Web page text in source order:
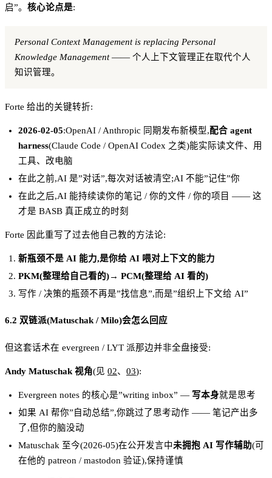
启”。 核心论点是:
Personal Context Management is replacing Personal
Knowledge Management—— 个人上下文管理正在取代个人
知识管理。
Forte 给出的关键转折:
2026-02-05:OpenAI / Anthropic 同期发布新模型,配合 agent
harness(Claude Code / OpenAI Codex 之类)能实际读文件、用
工具、改电脑
在此之前,AI 是”对话”,每次对话被清空;AI 不能”记住”你
在此之后,AI 能持续读你的笔记 / 你的文件 / 你的项目 —— 这
才是 BASB 真正成立的时刻
Forte 因此重写了过去他自己教的方法论:
新瓶颈不是 AI 能力,是你给 AI 喂对上下文的能力
PKM(整理给自己看的)→ PCM(整理给 AI 看的)
写作 / 决策的瓶颈不再是”找信息”,而是”组织上下文给 AI”
6.2 双链派(Matuschak / Milo)会怎么回应
但这套话术在 evergreen / LYT 派那边并非全盘接受:
Andy Matuschak 视角(见 02、 03):
Evergreen notes 的核心是”writing inbox” — 写本身就是思考
如果 AI 帮你”自动总结”,你跳过了思考动作 —— 笔记产出多
了,但你的脑没动
Matuschak 至今(2026-05)在公开发言中未拥抱 AI 写作辅助(可
在他的 patreon / mastodon 验证),保持谨慎